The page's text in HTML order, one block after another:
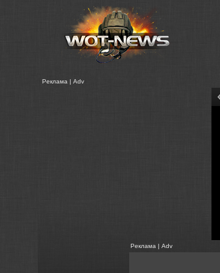
Реклама | Adv
Реклама | Adv